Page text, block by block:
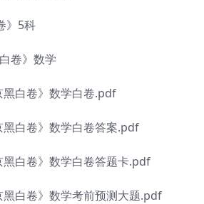
》5科
卷》数学
白卷》数学白卷.pdf
白卷》数学白卷答案.pdf
白卷》数学白卷答题卡.pdf
白卷》数学考前预测大题.pdf